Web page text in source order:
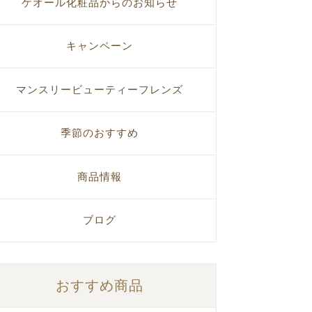
ゲオール化粧品からのお知らせ
キャンペーン
マンスリービューティーフレンズ
季節のおすすめ
商品情報
ブログ
おすすめ商品